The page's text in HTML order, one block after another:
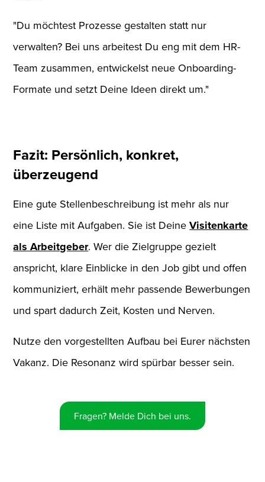
"Du möchtest Prozesse gestalten statt nur
verwalten? Bei uns arbeitest Du eng mit dem HR-
Team zusammen, entwickelst neue Onboarding-
Formate und setzt Deine Ideen direkt um."
Fazit: Persönlich, konkret,
überzeugend
Eine gute Stellenbeschreibung ist mehr als nur
eine Liste mit Aufgaben. Sie ist DeineVisitenkarte
als Arbeitgeber. Wer die Zielgruppe gezielt
anspricht, klare Einblicke in den Job gibt und offen
kommuniziert, erhält mehr passende Bewerbungen
und spart dadurch Zeit, Kosten und Nerven.
Nutze den vorgestellten Aufbau bei Eurer nächsten
Vakanz. Die Resonanz wird spürbar besser sein.
Fragen? Melde Dich bei uns.